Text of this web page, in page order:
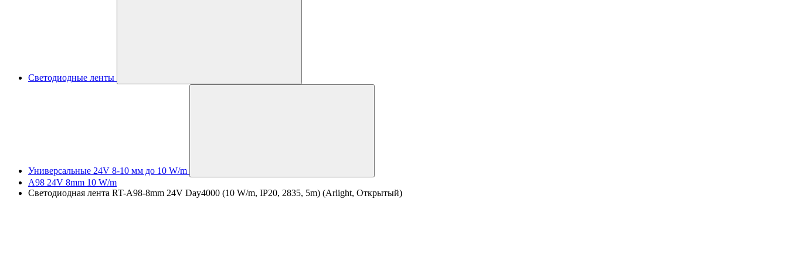
Светодиодные ленты
Универсальные 24V 8-10 мм до 10 W/m
A98 24V 8mm 10 W/m
Светодиодная лента RT-A98-8mm 24V Day4000 (10 W/m, IP20, 2835, 5m) (Arlight, Открытый)